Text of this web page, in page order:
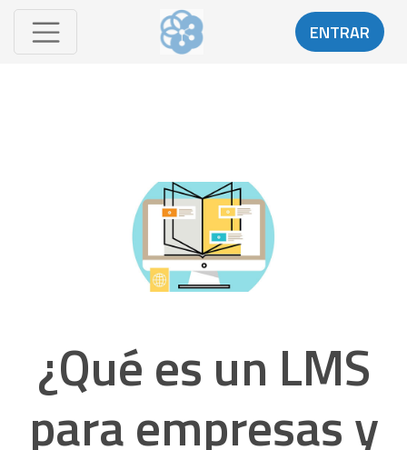
ENTRAR
¿Qué es un LMS
para empresas y